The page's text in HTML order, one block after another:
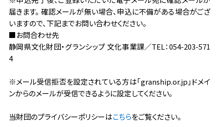
アクセス駐車場
お知らせ
マガジン
これまでの取り組み
届きます。 確認メールが無い場合、申込に不備がある場合がござ
いますので、下記までお問い合わせください。
■お問合わせ先
静岡県文化財団・グランシップ 文化事業課／TEL：054-203-571
4
※メール受信拒否を設定されている方は｢granship.or.jp｣ドメイ
ンからのメールが受信できるように設定してください｡
当財団のプライバシーポリシーはこちらをご覧ください。